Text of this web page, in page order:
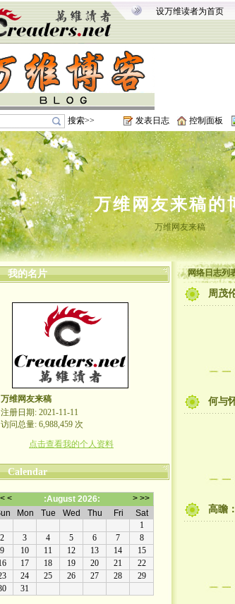
设万维读者为首页
搜索>> 发表日志 控制面板
万维网友来稿的
万维网友来稿
我的名片
万维网友来稿
注册日期: 2021-11-11
访问总量: 6,988,459 次
点击查看我的个人资料
Calendar
网络日志列
周茂
何与
高瞻